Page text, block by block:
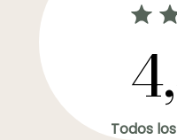
Todos